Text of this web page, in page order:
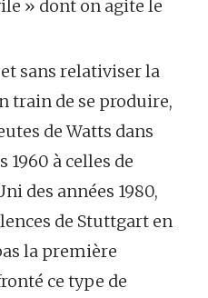
» dont on agite le
sans relativiser la
train de se produire,
de Watts dans
1960 à celles de
des années 1980,
de Stuttgart en
la première
ce type de